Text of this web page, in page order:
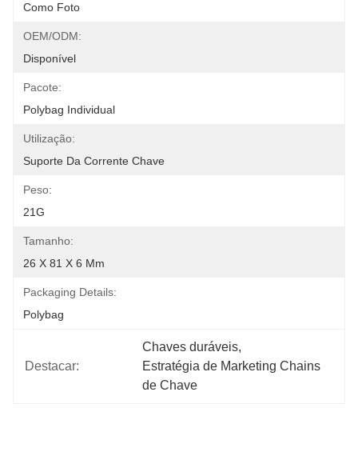
Como Foto
OEM/ODM:
Disponível
Pacote:
Polybag Individual
Utilização:
Suporte Da Corrente Chave
Peso:
21G
Tamanho:
26 X 81 X 6 Mm
Packaging Details:
Polybag
Destacar:
Chaves duráveis,
Estratégia de Marketing Chains
de Chave